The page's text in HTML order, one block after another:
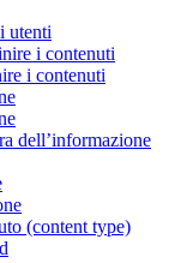
utenti
i contenuti
i contenuti
dell’informazione
(content type)